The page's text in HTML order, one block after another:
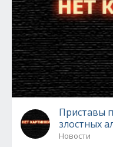
Приставы
злостных
Новости